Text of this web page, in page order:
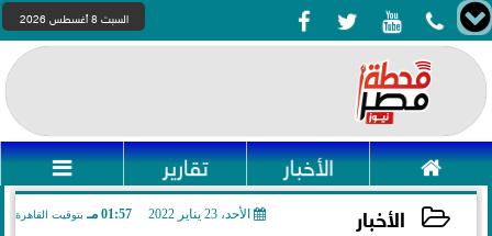
    السبت 8 أغسطس 2026
 الأخبار تقارير 
الأخبار الأحد، 23 يناير 2022 01:57 مـ بتوقيت القاهرة